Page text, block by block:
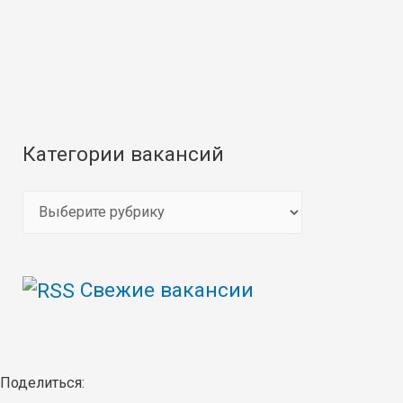
Категории вакансий
е
р
Свежие вакансии
Поделиться: